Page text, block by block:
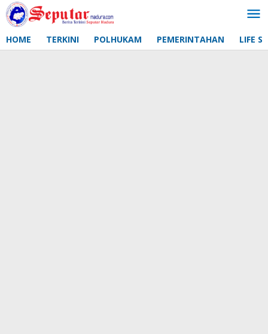
Lewati
ke
HOME TERKINI POLHUKAM PEMERINTAHAN LIFE